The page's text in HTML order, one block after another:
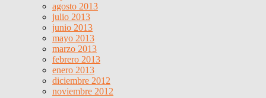
agosto 2013
julio 2013
junio 2013
mayo 2013
marzo 2013
febrero 2013
enero 2013
diciembre 2012
noviembre 2012